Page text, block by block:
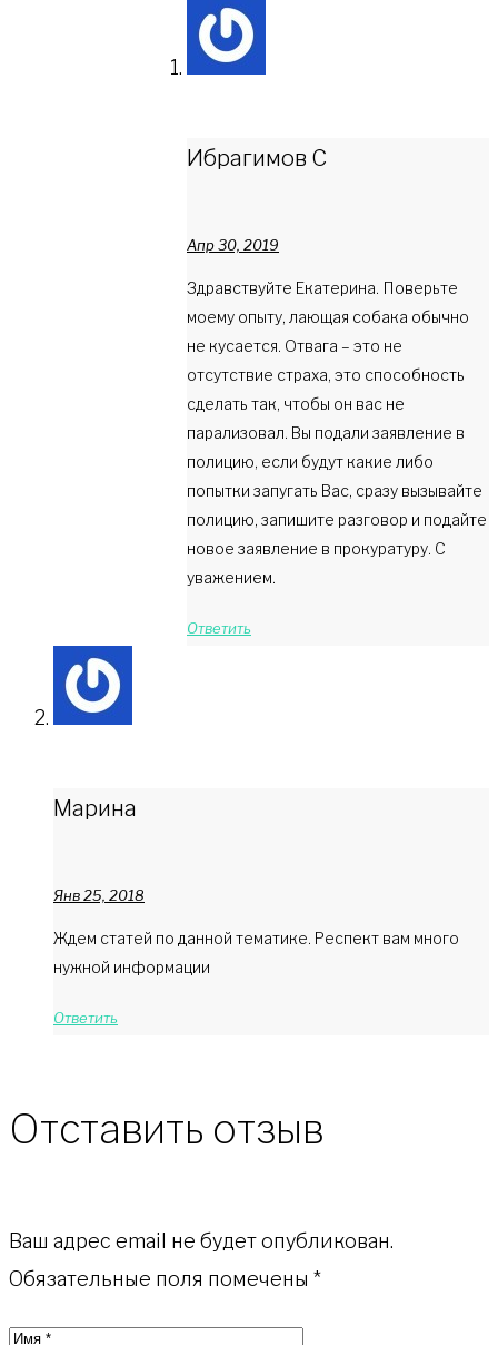
Ибрагимов С
Апр 30, 2019
Здравствуйте Екатерина. Поверьте
моему опыту, лающая собака обычно
не кусается. Отвага – это не
отсутствие страха, это способность
сделать так, чтобы он вас не
парализовал. Вы подали заявление в
полицию, если будут какие либо
попытки запугать Вас, сразу вызывайте
полицию, запишите разговор и подайте
новое заявление в прокуратуру. С
уважением.
Ответить
Марина
Янв 25, 2018
Ждем статей по данной тематике. Респект вам много
нужной информации
Ответить
Отставить отзыв
Ваш адрес email не будет опубликован.
Обязательные поля помечены *